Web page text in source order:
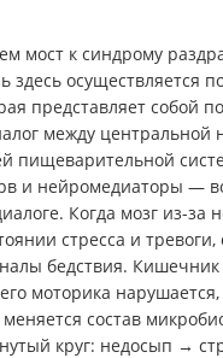
мост к синдрому
здесь осуществляется
представляет собой
между центральной
пищеварительной
и нейромедиаторы —
Когда мозг из-за
стресса и
бедствия. Кишечник
моторика
состав
круг: недосып →